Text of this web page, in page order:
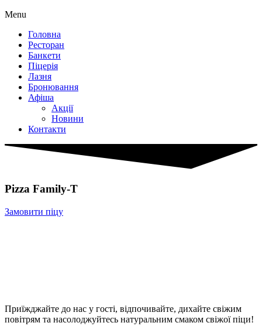
Menu
Головна
Ресторан
Банкети
Піцерія
Лазня
Бронювання
Афіша
Акції
Новини
Контакти
Pizza Family-T
Замовити піцу
Приїжджайте до нас у гості, відпочивайте, дихайте свіжим
повітрям та насолоджуйтесь натуральним смаком свіжої піци!